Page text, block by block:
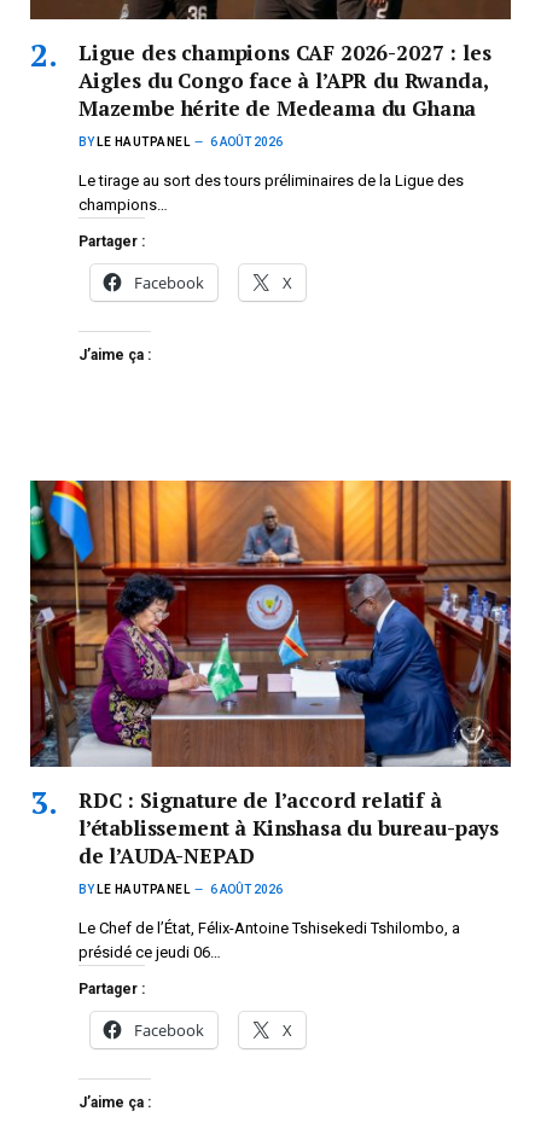
Ligue des champions CAF 2026-2027 : les
Aigles du Congo face à l’APR du Rwanda,
Mazembe hérite de Medeama du Ghana
BY LE HAUTPANEL 6 AOÛT 2026
Le tirage au sort des tours préliminaires de la Ligue des
champions…
Partager :
Facebook X
J’aime ça :
RDC : Signature de l’accord relatif à
l’établissement à Kinshasa du bureau-pays
de l’AUDA-NEPAD
BY LE HAUTPANEL 6 AOÛT 2026
Le Chef de l’État, Félix-Antoine Tshisekedi Tshilombo, a
présidé ce jeudi 06…
Partager :
Facebook X
J’aime ça :